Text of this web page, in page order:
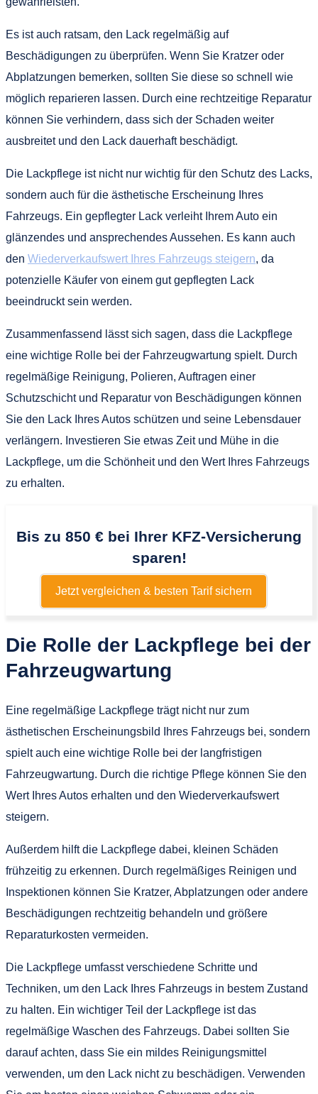
Es ist auch ratsam, den Lack regelmäßig auf
Beschädigungen zu überprüfen. Wenn Sie Kratzer oder
Abplatzungen bemerken, sollten Sie diese so schnell wie
möglich reparieren lassen. Durch eine rechtzeitige Reparatur
können Sie verhindern, dass sich der Schaden weiter
ausbreitet und den Lack dauerhaft beschädigt.
Die Lackpflege ist nicht nur wichtig für den Schutz des Lacks,
sondern auch für die ästhetische Erscheinung Ihres
Fahrzeugs. Ein gepflegter Lack verleiht Ihrem Auto ein
glänzendes und ansprechendes Aussehen. Es kann auch
den Wiederverkaufswert Ihres Fahrzeugs steigern, da
potenzielle Käufer von einem gut gepflegten Lack
beeindruckt sein werden.
Zusammenfassend lässt sich sagen, dass die Lackpflege
eine wichtige Rolle bei der Fahrzeugwartung spielt. Durch
regelmäßige Reinigung, Polieren, Auftragen einer
Schutzschicht und Reparatur von Beschädigungen können
Sie den Lack Ihres Autos schützen und seine Lebensdauer
verlängern. Investieren Sie etwas Zeit und Mühe in die
Lackpflege, um die Schönheit und den Wert Ihres Fahrzeugs
zu erhalten.
Bis zu 850 € bei Ihrer KFZ-Versicherung
sparen!
Jetzt vergleichen & besten Tarif sichern
Die Rolle der Lackpflege bei der
Fahrzeugwartung
Eine regelmäßige Lackpflege trägt nicht nur zum
ästhetischen Erscheinungsbild Ihres Fahrzeugs bei, sondern
spielt auch eine wichtige Rolle bei der langfristigen
Fahrzeugwartung. Durch die richtige Pflege können Sie den
Wert Ihres Autos erhalten und den Wiederverkaufswert
steigern.
Außerdem hilft die Lackpflege dabei, kleinen Schäden
frühzeitig zu erkennen. Durch regelmäßiges Reinigen und
Inspektionen können Sie Kratzer, Abplatzungen oder andere
Beschädigungen rechtzeitig behandeln und größere
Reparaturkosten vermeiden.
Die Lackpflege umfasst verschiedene Schritte und
Techniken, um den Lack Ihres Fahrzeugs in bestem Zustand
zu halten. Ein wichtiger Teil der Lackpflege ist das
regelmäßige Waschen des Fahrzeugs. Dabei sollten Sie
darauf achten, dass Sie ein mildes Reinigungsmittel
verwenden, um den Lack nicht zu beschädigen. Verwenden